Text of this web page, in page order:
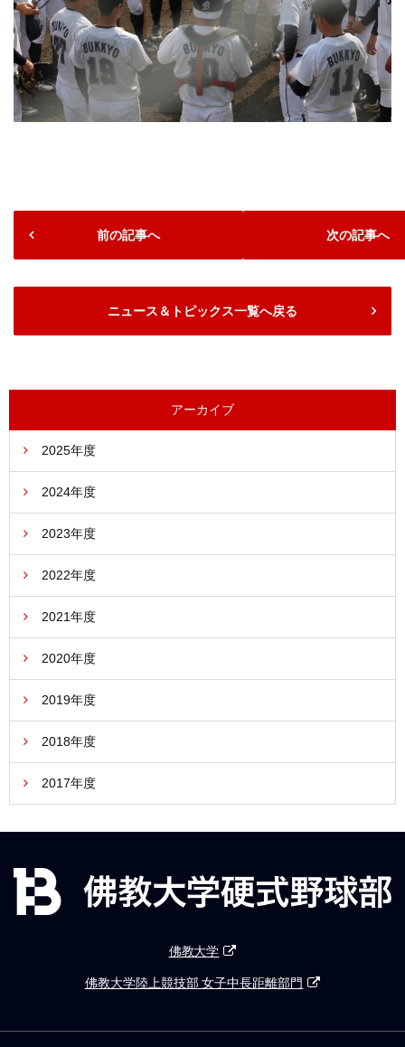
前の記事へ 次の記事へ
ニュース＆トピックス一覧へ戻る
アーカイブ
2025年度
2024年度
2023年度
2022年度
2021年度
2020年度
2019年度
2018年度
2017年度
佛教大学
佛教大学陸上競技部 女子中長距離部門